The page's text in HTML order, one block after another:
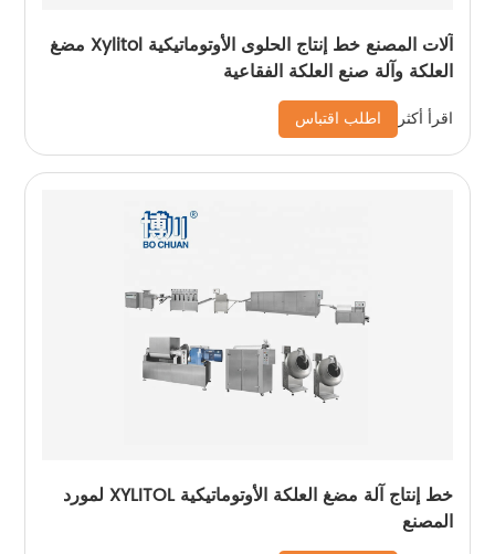
آلات المصنع خط إنتاج الحلوى الأوتوماتيكية Xylitol مضغ
العلكة وآلة صنع العلكة الفقاعية
اقرأ أكثر اطلب اقتباس
خط إنتاج آلة مضغ العلكة الأوتوماتيكية XYLITOL لمورد
المصنع